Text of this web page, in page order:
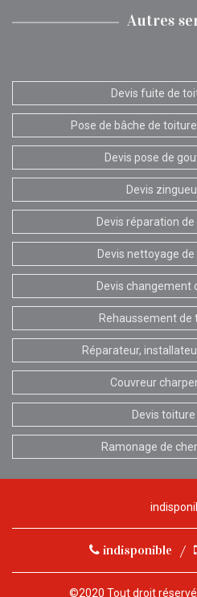
Autres
Devis fuite de
Pose de bâche de
Devis pose de
Devis
Devis réparation
Devis nettoyage
Devis changement
Rehaussement de
Réparateur,
Couvreur
Devis
Ramonage de
indisponible /
©2020 Tout droit